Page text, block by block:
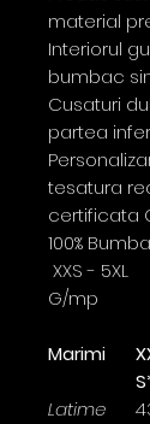
material
Interiorul
bumbac
Cusaturi
partea
tesatura
certificata
100%
XXS -
G/mp
Marimi
Latime